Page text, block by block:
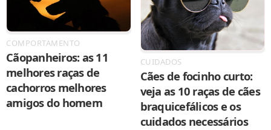
COMPORTAMENTO
Cãopanheiros: as 11
melhores raças de
cachorros melhores
amigos do homem
CUIDADOS
Cães de focinho curto:
veja as 10 raças de cães
braquicefálicos e os
cuidados necessários